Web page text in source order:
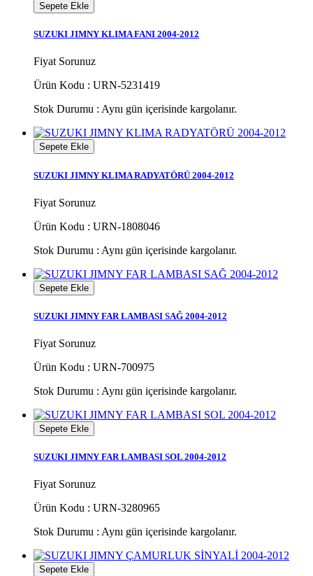
Sepete Ekle
SUZUKI JIMNY KLIMA FANI 2004-2012
Fiyat Sorunuz
Ürün Kodu : URN-5231419
Stok Durumu : Aynı gün içerisinde kargolanır.
Sepete Ekle
SUZUKI JIMNY KLIMA RADYATÖRÜ 2004-2012
Fiyat Sorunuz
Ürün Kodu : URN-1808046
Stok Durumu : Aynı gün içerisinde kargolanır.
Sepete Ekle
SUZUKI JIMNY FAR LAMBASI SAĞ 2004-2012
Fiyat Sorunuz
Ürün Kodu : URN-700975
Stok Durumu : Aynı gün içerisinde kargolanır.
Sepete Ekle
SUZUKI JIMNY FAR LAMBASI SOL 2004-2012
Fiyat Sorunuz
Ürün Kodu : URN-3280965
Stok Durumu : Aynı gün içerisinde kargolanır.
Sepete Ekle